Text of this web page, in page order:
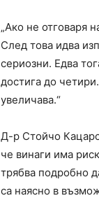
„Ако не отговаря
След това идва
сериозни. Едва
достига до
увеличава.“
Д-р Стойчо
че винаги има
трябва подробно
са наясно в